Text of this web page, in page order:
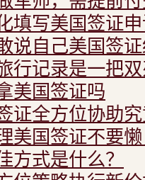
填写美国签证
说自己美国签
行记录是一把
美国签证吗
证全方位协助
美国签证不要
方式是什么？